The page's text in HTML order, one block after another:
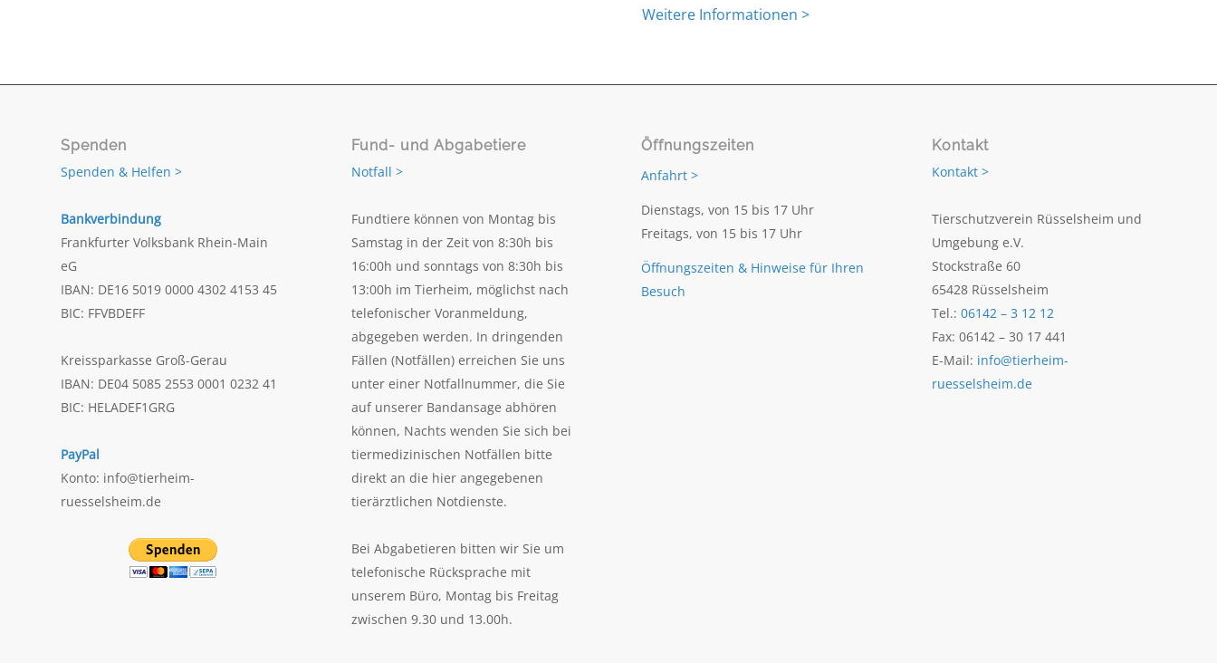
Weitere Informationen >
Spenden
Spenden & Helfen >
Bankverbindung
Frankfurter Volksbank Rhein-Main
eG
IBAN: DE16 5019 0000 4302 4153 45
BIC: FFVBDEFF
Kreissparkasse Groß-Gerau
IBAN: DE04 5085 2553 0001 0232 41
BIC: HELADEF1GRG
PayPal
Konto: info@tierheim-
ruesselsheim.de
Fund- und Abgabetiere
Notfall >
Fundtiere können von Montag bis
Samstag in der Zeit von 8:30h bis
16:00h und sonntags von 8:30h bis
13:00h im Tierheim, möglichst nach
telefonischer Voranmeldung,
abgegeben werden. In dringenden
Fällen (Notfällen) erreichen Sie uns
unter einer Notfallnummer, die Sie
auf unserer Bandansage abhören
können, Nachts wenden Sie sich bei
tiermedizinischen Notfällen bitte
direkt an die hier angegebenen
tierärztlichen Notdienste.
Bei Abgabetieren bitten wir Sie um
telefonische Rücksprache mit
unserem Büro, Montag bis Freitag
zwischen 9.30 und 13.00h.
Öffnungszeiten
Anfahrt >
Dienstags, von 15 bis 17 Uhr
Freitags, von 15 bis 17 Uhr
Öffnungszeiten & Hinweise für Ihren
Besuch
Kontakt
Kontakt >
Tierschutzverein Rüsselsheim und
Umgebung e.V.
Stockstraße 60
65428 Rüsselsheim
Tel.: 06142 – 3 12 12
Fax: 06142 – 30 17 441
E-Mail: info@tierheim-
ruesselsheim.de